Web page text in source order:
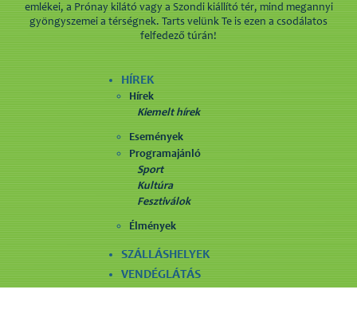
emlékei, a Prónay kilátó vagy a Szondi kiállító tér, mind megannyi
gyöngyszemei a térségnek. Tarts velünk Te is ezen a csodálatos
felfedező túrán!
HÍREK
Hírek
Kiemelt hírek
Események
Programajánló
Sport
Kultúra
Fesztiválok
Élmények
SZÁLLÁSHELYEK
VENDÉGLÁTÁS